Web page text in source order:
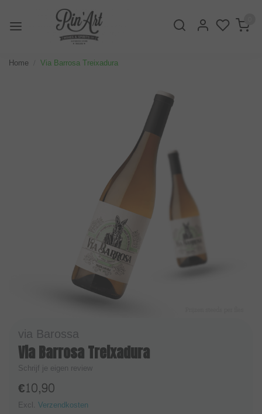
Home Via Barrosa Treixadura
via Barossa
Via Barrosa Treixadura
Schrijf je eigen review
€10,90
Excl. Verzendkosten